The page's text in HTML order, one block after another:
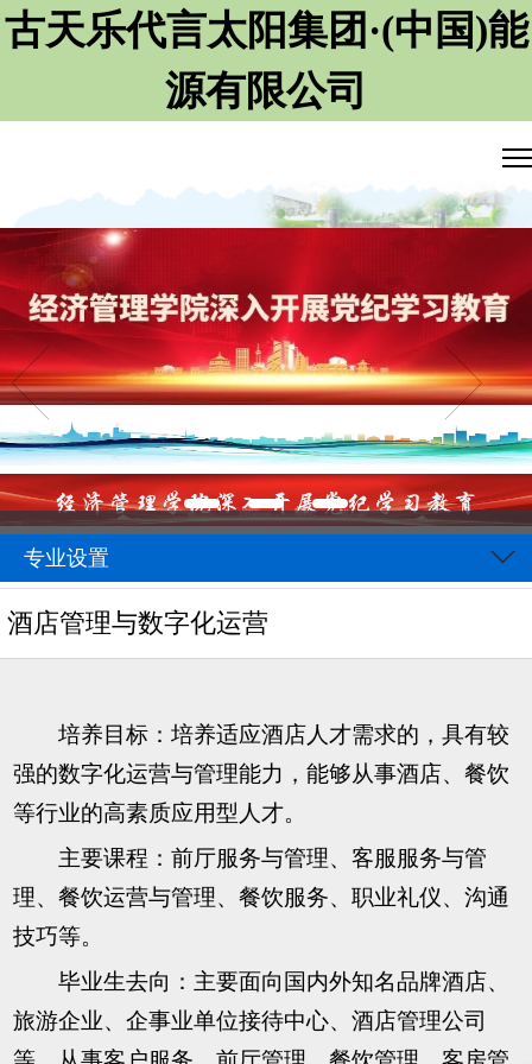
古天乐代言太阳集团·(中国)能
源有限公司
专业设置
酒店管理与数字化运营
培养目标：培养适应酒店人才需求的，具有较
强的数字化运营与管理能力，能够从事酒店、餐饮
等行业的高素质应用型人才。
主要课程：前厅服务与管理、客服服务与管
理、餐饮运营与管理、餐饮服务、职业礼仪、沟通
技巧等。
毕业生去向：主要面向国内外知名品牌酒店、
旅游企业、企事业单位接待中心、酒店管理公司